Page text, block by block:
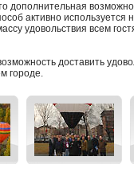
дополнительная
активно используется
удовольствия всем
доставить
городе.